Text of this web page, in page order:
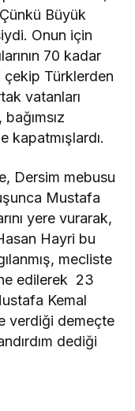
Büyük
Onun için
70 kadar
çekip Türklerden
vatanları
kapatmışlardı.
Dersim mebusu
Mustafa
yere vurarak,
Hayri bu
mecliste
edilerek 23
Kemal
verdiği demeçte
dediği